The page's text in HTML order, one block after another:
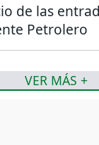
de las
Petrolero
VER MÁS +